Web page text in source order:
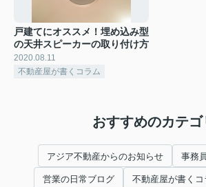
戸建てにオススメ！埋め込み型
の天井スピーカーの取り付け方
2020.08.11
不動産屋が書くコラム
おすすめのカテゴ
アジア不動産からのお知らせ 事務
営業の日常ブログ 不動産屋が書くコ